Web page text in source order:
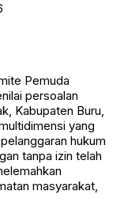
Pemuda
persoalan
Kabupaten Buru,
yang
hukum
tanpa izin telah
masyarakat,